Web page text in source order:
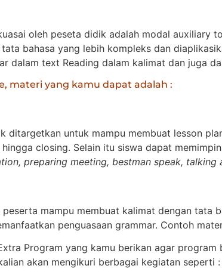
oleh peseta didik adalah modal
bahasa yang lebih kompleks dan
dalam text Reading dalam kalimat dan juga
materi yang kamu dapat adalah :
ditargetkan untuk mampu membuat lesson
closing. Selain itu siswa dapat
preparing meeting, bestman speak,
mampu membuat kalimat dengan tata
penguasaan grammar. Contoh
Program yang kamu berikan agar
akan mengikuri berbagai kegiatan seperti :